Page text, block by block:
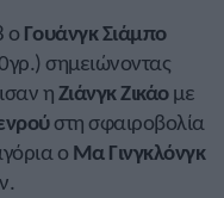
ο Γουάνγκ Σιάμπο
σημειώνοντας
ηΖιάνγκ Ζικάομε
στη σφαιροβολία
ο Μα Γινγκλόνγκ